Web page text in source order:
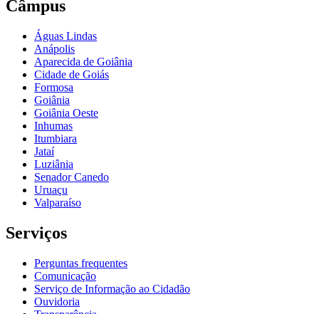
Câmpus
Águas Lindas
Anápolis
Aparecida de Goiânia
Cidade de Goiás
Formosa
Goiânia
Goiânia Oeste
Inhumas
Itumbiara
Jataí
Luziânia
Senador Canedo
Uruaçu
Valparaíso
Serviços
Perguntas frequentes
Comunicação
Serviço de Informação ao Cidadão
Ouvidoria